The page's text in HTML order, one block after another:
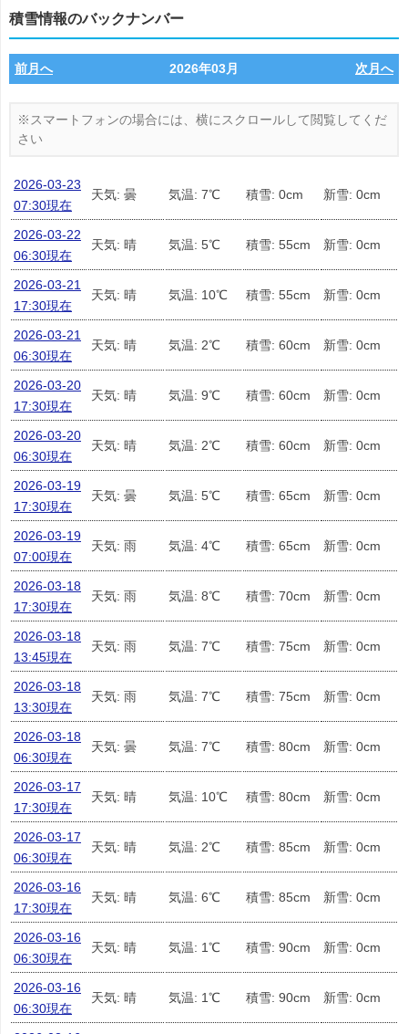
積雪情報のバックナンバー
前月へ 2026年03月 次月へ
2026-03-23
07:30現在
天気: 曇 気温: 7℃ 積雪: 0cm 新雪: 0cm
2026-03-22
06:30現在
天気: 晴 気温: 5℃ 積雪: 55cm 新雪: 0cm
2026-03-21
17:30現在
天気: 晴 気温: 10℃ 積雪: 55cm 新雪: 0cm
2026-03-21
06:30現在
天気: 晴 気温: 2℃ 積雪: 60cm 新雪: 0cm
2026-03-20
17:30現在
天気: 晴 気温: 9℃ 積雪: 60cm 新雪: 0cm
2026-03-20
06:30現在
天気: 晴 気温: 2℃ 積雪: 60cm 新雪: 0cm
2026-03-19
17:30現在
天気: 曇 気温: 5℃ 積雪: 65cm 新雪: 0cm
2026-03-19
07:00現在
天気: 雨 気温: 4℃ 積雪: 65cm 新雪: 0cm
2026-03-18
17:30現在
天気: 雨 気温: 8℃ 積雪: 70cm 新雪: 0cm
2026-03-18
13:45現在
天気: 雨 気温: 7℃ 積雪: 75cm 新雪: 0cm
2026-03-18
13:30現在
天気: 雨 気温: 7℃ 積雪: 75cm 新雪: 0cm
2026-03-18
06:30現在
天気: 曇 気温: 7℃ 積雪: 80cm 新雪: 0cm
2026-03-17
17:30現在
天気: 晴 気温: 10℃ 積雪: 80cm 新雪: 0cm
2026-03-17
06:30現在
天気: 晴 気温: 2℃ 積雪: 85cm 新雪: 0cm
2026-03-16
17:30現在
天気: 晴 気温: 6℃ 積雪: 85cm 新雪: 0cm
2026-03-16
06:30現在
天気: 晴 気温: 1℃ 積雪: 90cm 新雪: 0cm
2026-03-16
06:30現在
天気: 晴 気温: 1℃ 積雪: 90cm 新雪: 0cm